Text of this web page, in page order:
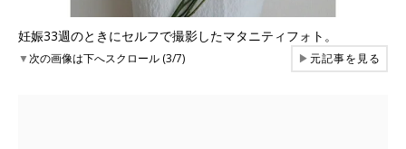
妊娠33週のときにセルフで撮影したマタニティフォト。
▼次の画像は下へスクロール (3/7) ▶元記事を見る